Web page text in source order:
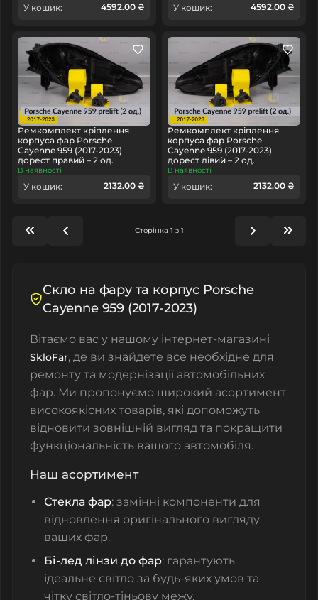
У кошик: 4592.00 ₴ У кошик: 4592.00 ₴
Ремкомплект кріплення
корпуса фар Porsche
Cayenne 959 (2017-2023)
дорест правий – 2 од.
В наявності
У кошик: 2132.00 ₴
Ремкомплект кріплення
корпуса фар Porsche
Cayenne 959 (2017-2023)
дорест лівий – 2 од.
В наявності
У кошик: 2132.00 ₴
Сторінка 1 з 1
Скло на фару та корпус Porsche
Cayenne 959 (2017-2023)
Вітаємо вас у нашому інтернет-магазині
SkloFar, де ви знайдете все необхідне для
ремонту та модернізації автомобільних
фар. Ми пропонуємо широкий асортимент
високоякісних товарів, які допоможуть
відновити зовнішній вигляд та покращити
функціональність вашого автомобіля.
Наш асортимент
Стекла фар: замінні компоненти для
відновлення оригінального вигляду
ваших фар.
Бі-лед лінзи до фар: гарантують
ідеальне світло за будь-яких умов та
чітку світло-тіньову межу.